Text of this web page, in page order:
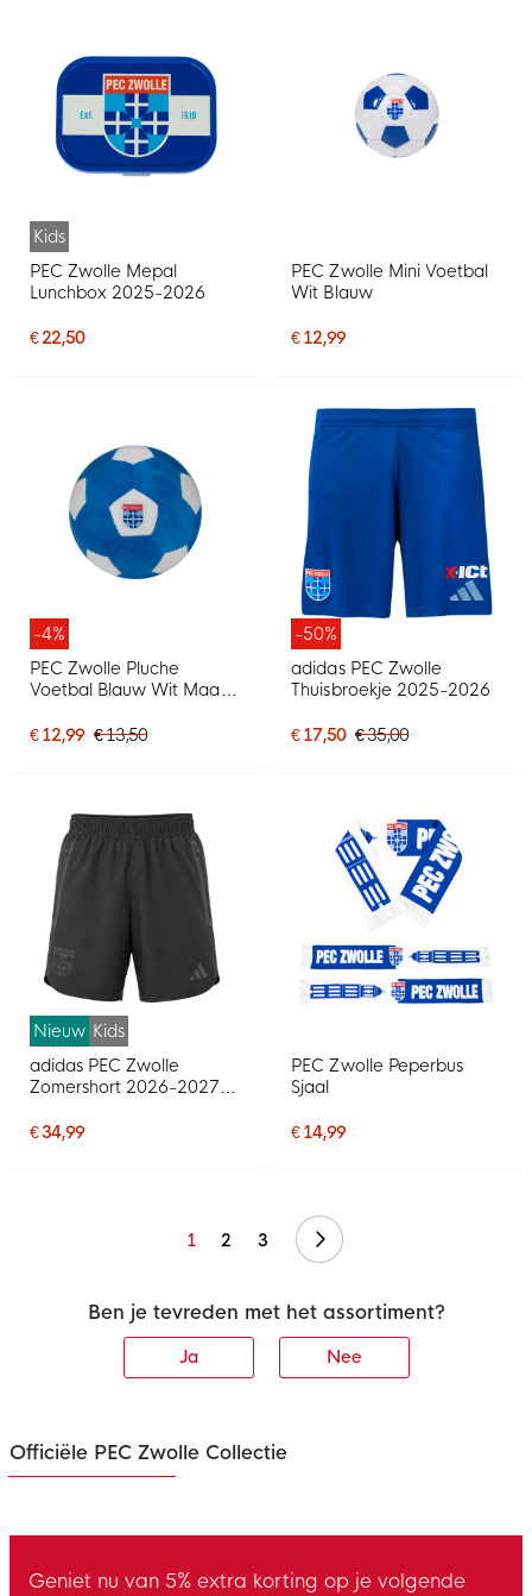
Kids
PEC Zwolle Mepal
Lunchbox 2025-2026
€ 22,50
PEC Zwolle Mini Voetbal
Wit Blauw
€ 12,99
-4%
PEC Zwolle Pluche
Voetbal Blauw Wit Maat
€ 12,99 € 13,50
-50%
adidas PEC Zwolle
Thuisbroekje 2025-2026
€ 17,50 € 35,00
Nieuw Kids
adidas PEC Zwolle
Zomershort 2026-2027
€ 34,99
PEC Zwolle Peperbus
Sjaal
€ 14,99
1 2 3 Volgende
Ben je tevreden met het assortiment?
Ja Nee
Officiële PEC Zwolle Collectie
Geniet nu van 5% extra korting op je volgende